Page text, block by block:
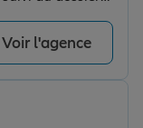
à l'écoute et
Voir l'agence